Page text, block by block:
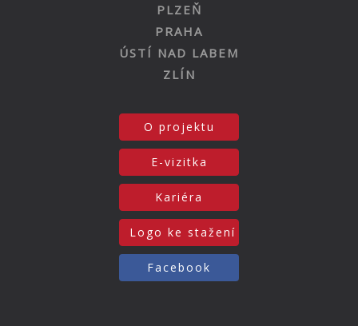
PLZEŇ
PRAHA
ÚSTÍ NAD LABEM
ZLÍN
O projektu
E-vizitka
Kariéra
Logo ke stažení
Facebook